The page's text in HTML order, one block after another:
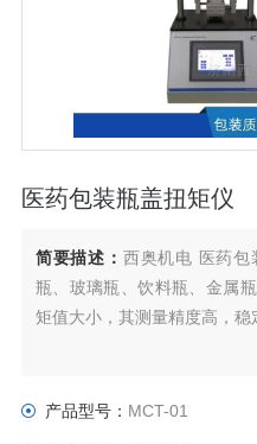
医药包装瓶盖扭矩仪
简要描述： 西奥机电 医药包
瓶、玻璃瓶、饮料瓶、金属
矩值大小，其测量精度高，稳
产品型号： MCT-01